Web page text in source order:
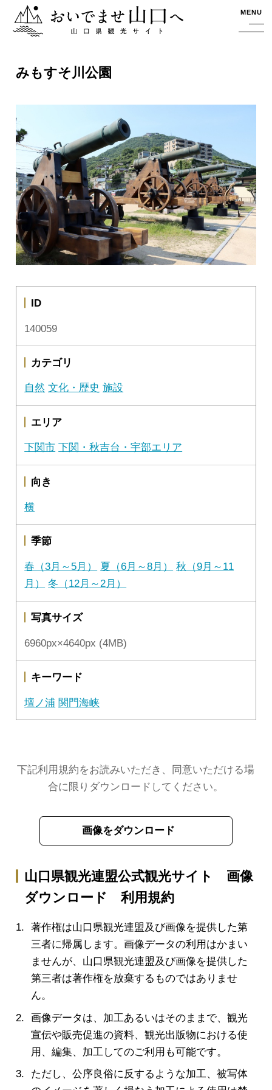
おいでませ山口へー山口県観光サイト MENU
みもすそ川公園
ID
140059
カテゴリ
自然 文化・歴史 施設
エリア
下関市 下関・秋吉台・宇部エリア
向き
横
季節
春（3月～5月） 夏（6月～8月）
秋（9月～11
月）
冬（12月～2月）
写真サイズ
6960px×4640px (4MB)
キーワード
壇ノ浦 関門海峡
下記利用規約をお読みいただき、同意いただける場
合に限りダウンロードしてください。
画像をダウンロード
山口県観光連盟公式観光サイト 画像
ダウンロード 利用規約
著作権は山口県観光連盟及び画像を提供した第
三者に帰属します。画像データの利用はかまい
ませんが、山口県観光連盟及び画像を提供した
第三者は著作権を放棄するものではありませ
ん。
画像データは、加工あるいはそのままで、観光
宣伝や販売促進の資料、観光出版物における使
用、編集、加工してのご利用も可能です。
ただし、公序良俗に反するような加工、被写体